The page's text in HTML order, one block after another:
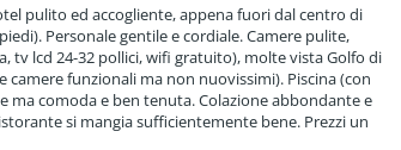
pulito ed accogliente, appena fuori dal centro di
Personale gentile e cordiale. Camere pulite,
tv lcd 24-32 pollici, wifi gratuito), molte vista Golfo di
camere funzionali ma non nuovissimi). Piscina (con
ma comoda e ben tenuta. Colazione abbondante e
si mangia sufficientemente bene. Prezzi un